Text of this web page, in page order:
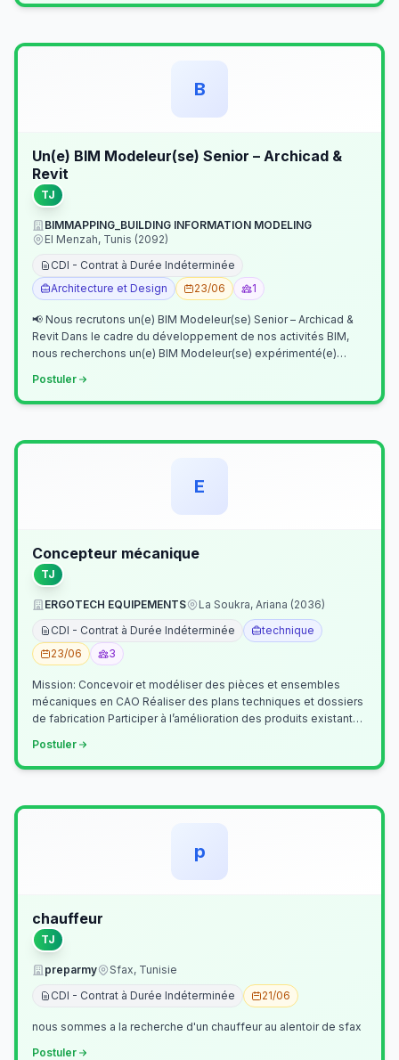
B
Un(e) BIM Modeleur(se) Senior – Archicad &
Revit
TJ
BIMMAPPING_BUILDING INFORMATION MODELING
El Menzah, Tunis (2092)
CDI - Contrat à Durée Indéterminée
Architecture et Design
23/06 1
📢 Nous recrutons un(e) BIM Modeleur(se) Senior – Archicad &
Revit Dans le cadre du développement de nos activités BIM,
nous recherchons un(e) BIM Modeleur(se) expérimenté(e)
Postuler
E
Concepteur mécanique
TJ
ERGOTECH EQUIPEMENTS
La Soukra, Ariana (2036)
CDI - Contrat à Durée Indéterminée
technique
23/06
3
Mission: Concevoir et modéliser des pièces et ensembles
mécaniques en CAO Réaliser des plans techniques et dossiers
de fabrication Participer à l’amélioration des produits existants
Postuler
p
chauffeur
TJ
preparmy
Sfax, Tunisie
CDI - Contrat à Durée Indéterminée
21/06
nous sommes a la recherche d'un chauffeur au alentoir de sfax
Postuler